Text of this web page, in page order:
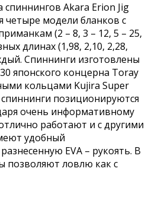
Akara Erion Jig
четыре модели бланков с
(2 – 8, 3 – 12, 5 – 25,
длинах (1,98, 2,10, 2,28,
Спиннинги изготовлены
японского концерна Toray
кольцами Kujira Super
позиционируются
очень информативному
работают и с другими
удобный
EVA – рукоять. В
позволяют ловлю как с